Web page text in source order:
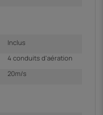
Inclus
4 conduits d'aération
20m/s